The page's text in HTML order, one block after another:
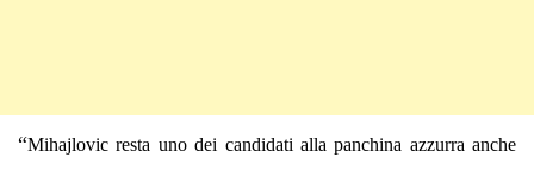
“Mihajlovic resta uno dei candidati alla panchina azzurra anche